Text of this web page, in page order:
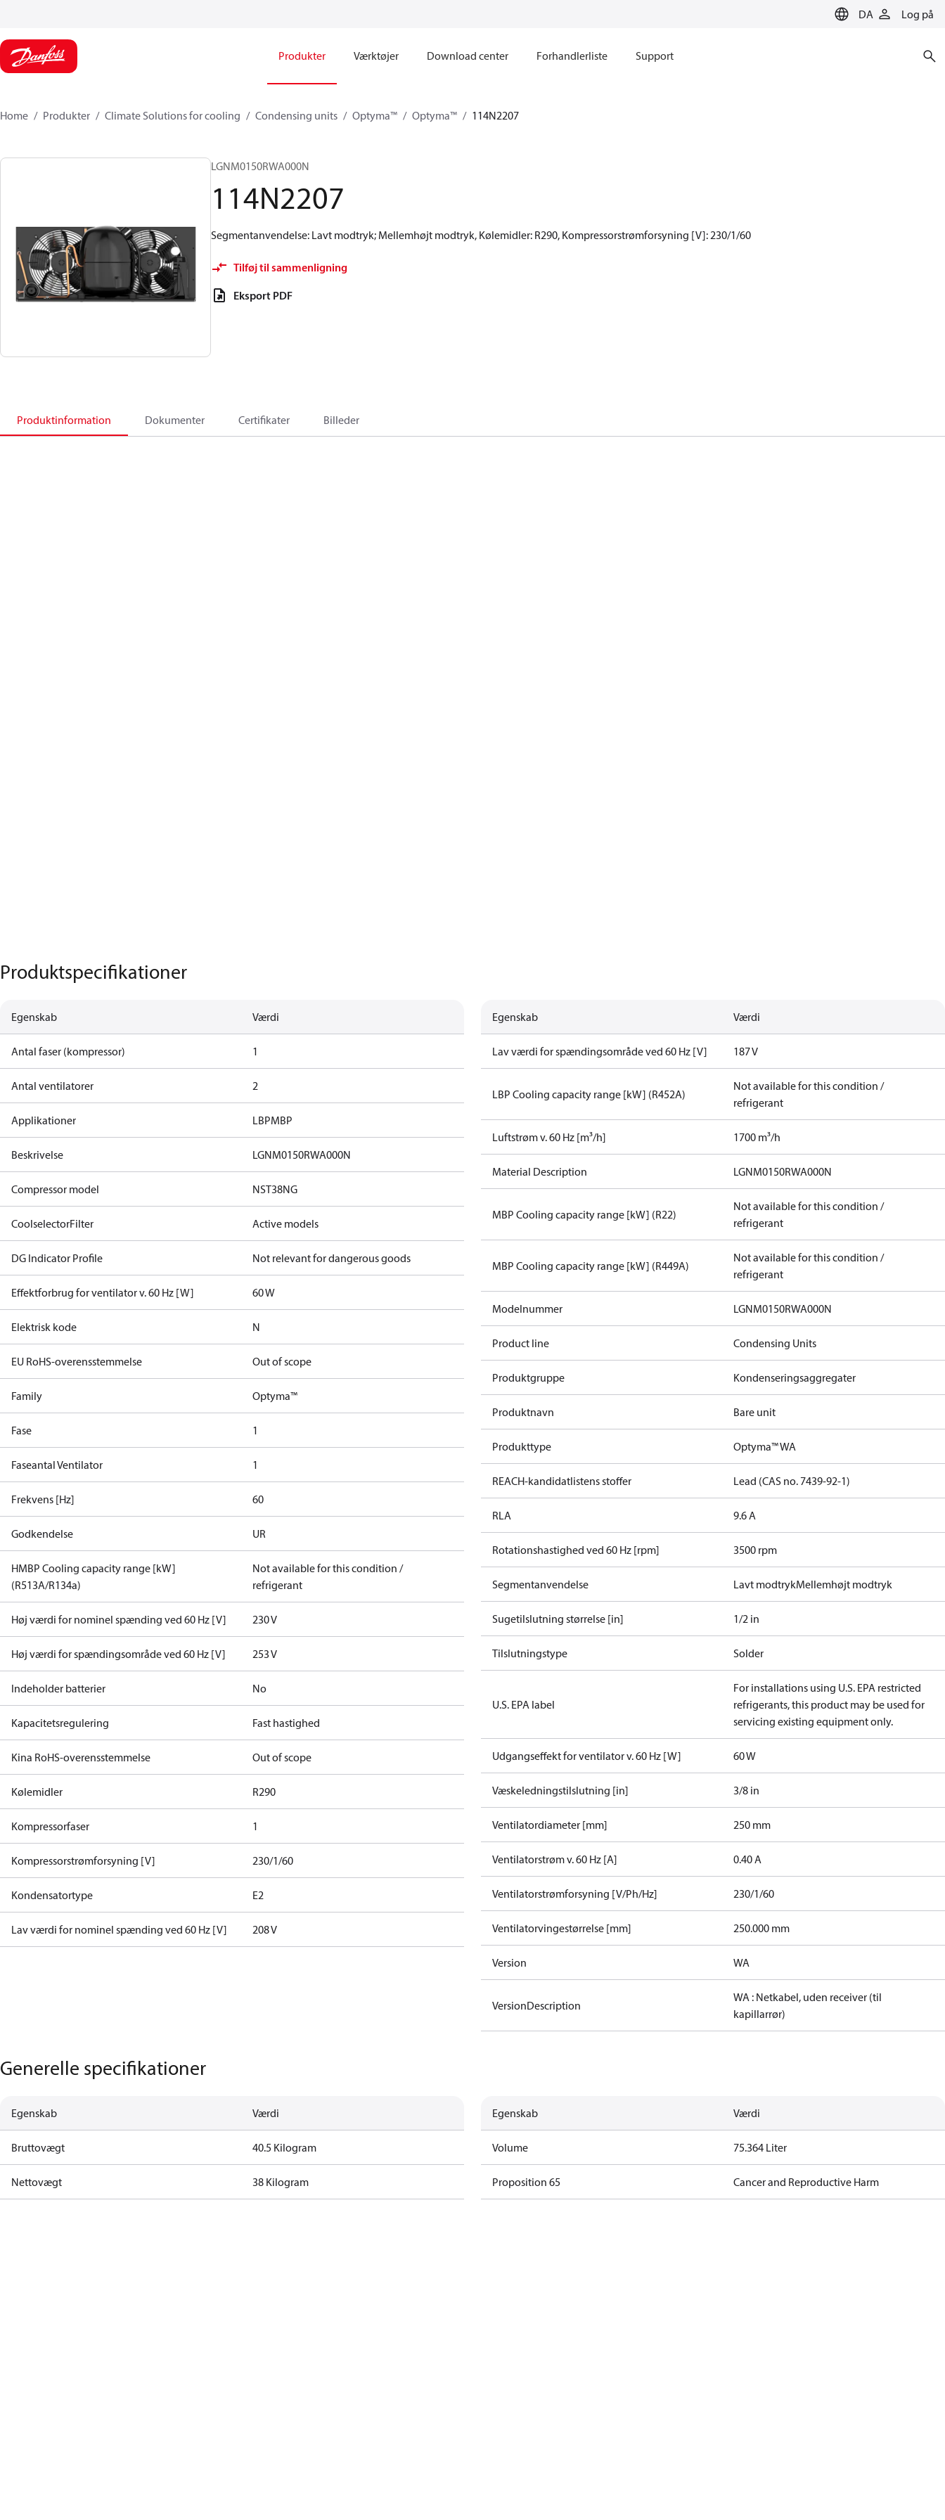
DA Log på
Produkter Værktøjer Download center Forhandlerliste Support
Home Produkter Climate Solutions for cooling Condensing units Optyma™ Optyma™ 114N2207
LGNM0150RWA000N​
114N2207
Segmentanvendelse: Lavt modtryk; Mellemhøjt modtryk, Kølemidler: R290, Kompressorstrømforsyning [V]: 230/1/60
Tilføj til sammenligning
Eksport PDF
Produktinformation Dokumenter Certifikater Billeder
Produktspecifikationer
Egenskab Værdi
Antal faser (kompressor) 1
Antal ventilatorer 2
Applikationer LBPMBP
Beskrivelse LGNM0150RWA000N​
Compressor model NST38NG​
CoolselectorFilter Active models
DG Indicator Profile Not relevant for dangerous goods
Effektforbrug for ventilator v. 60 Hz [W] 60 W
Elektrisk kode N
EU RoHS-overensstemmelse Out of scope
Family Optyma™
Fase 1
Faseantal Ventilator 1
Frekvens [Hz] 60
Godkendelse UR
HMBP Cooling capacity range [kW]
(R513A/R134a)
Not available for this condition /
refrigerant
Høj værdi for nominel spænding ved 60 Hz [V] 230 V
Høj værdi for spændingsområde ved 60 Hz [V] 253 V
Indeholder batterier No
Kapacitetsregulering Fast hastighed
Kina RoHS-overensstemmelse Out of scope
Kølemidler R290
Kompressorfaser 1
Kompressorstrømforsyning [V] 230/1/60
Kondensatortype E2
Lav værdi for nominel spænding ved 60 Hz [V] 208 V
Egenskab Værdi
Lav værdi for spændingsområde ved 60 Hz [V] 187 V
LBP Cooling capacity range [kW] (R452A)
Not available for this condition /
refrigerant
Luftstrøm v. 60 Hz [m³/h] 1700 m³/h
Material Description LGNM0150RWA000N
MBP Cooling capacity range [kW] (R22)
Not available for this condition /
refrigerant
MBP Cooling capacity range [kW] (R449A)
Not available for this condition /
refrigerant
Modelnummer LGNM0150RWA000N​
Product line Condensing Units
Produktgruppe Kondenseringsaggregater
Produktnavn Bare unit
Produkttype Optyma™ WA
REACH-kandidatlistens stoffer Lead (CAS no. 7439-92-1)
RLA 9.6 A
Rotationshastighed ved 60 Hz [rpm] 3500 rpm
Segmentanvendelse Lavt modtrykMellemhøjt modtryk
Sugetilslutning størrelse [in] 1/2 in
Tilslutningstype Solder
U.S. EPA label
For installations using U.S. EPA restricted
refrigerants, this product may be used for
servicing existing equipment only.
Udgangseffekt for ventilator v. 60 Hz [W] 60 W
Væskeledningstilslutning [in] 3/8 in
Ventilatordiameter [mm] 250 mm
Ventilatorstrøm v. 60 Hz [A] 0.40 A
Ventilatorstrømforsyning [V/Ph/Hz] 230/1/60
Ventilatorvingestørrelse [mm] 250.000 mm
Version WA
VersionDescription
WA : Netkabel, uden receiver (til
kapillarrør)
Generelle specifikationer
Egenskab Værdi
Bruttovægt 40.5 Kilogram
Nettovægt 38 Kilogram
Egenskab Værdi
Volume 75.364 Liter
Proposition 65 Cancer and Reproductive Harm